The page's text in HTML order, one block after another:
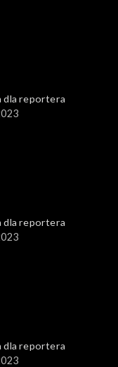
dla reportera
dla reportera
dla reportera